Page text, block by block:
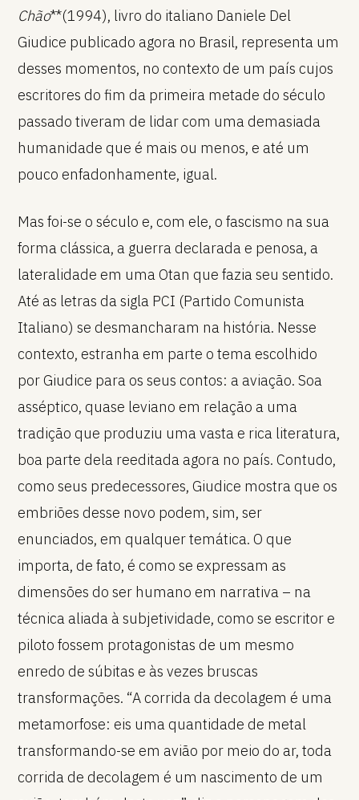
Chão**(1994), livro do italiano Daniele Del
Giudice publicado agora no Brasil, representa um
desses momentos, no contexto de um país cujos
escritores do fim da primeira metade do século
passado tiveram de lidar com uma demasiada
humanidade que é mais ou menos, e até um
pouco enfadonhamente, igual.
Mas foi-se o século e, com ele, o fascismo na sua
forma clássica, a guerra declarada e penosa, a
lateralidade em uma Otan que fazia seu sentido.
Até as letras da sigla PCI (Partido Comunista
Italiano) se desmancharam na história. Nesse
contexto, estranha em parte o tema escolhido
por Giudice para os seus contos: a aviação. Soa
asséptico, quase leviano em relação a uma
tradição que produziu uma vasta e rica literatura,
boa parte dela reeditada agora no país. Contudo,
como seus predecessores, Giudice mostra que os
embriões desse novo podem, sim, ser
enunciados, em qualquer temática. O que
importa, de fato, é como se expressam as
dimensões do ser humano em narrativa – na
técnica aliada à subjetividade, como se escritor e
piloto fossem protagonistas de um mesmo
enredo de súbitas e às vezes bruscas
transformações. “A corrida da decolagem é uma
metamorfose: eis uma quantidade de metal
transformando-se em avião por meio do ar, toda
corrida de decolagem é um nascimento de um